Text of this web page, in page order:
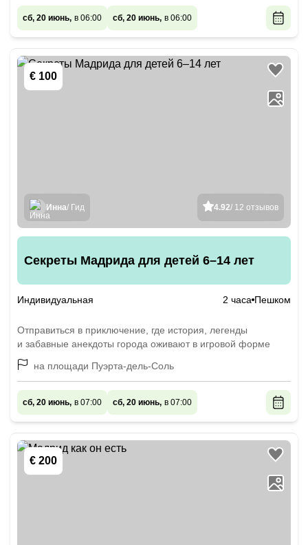
сб, 20 июнь, в 06:00 сб, 20 июнь, в 06:00
€ 100
4.92/ 12 отзывов
Инна/ Гид
Секреты Мадрида для детей 6–14 лет
Индивидуальная 2 часа Пешком
Отправиться в приключение, где история, легенды
и забавные анекдоты города оживают в игровой форме
на площади Пуэрта-дель-Соль
сб, 20 июнь, в 07:00 сб, 20 июнь, в 07:00
€ 200